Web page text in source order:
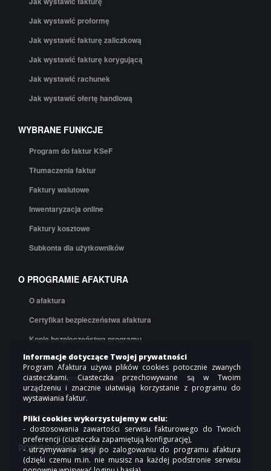
Jak wystawić proformę
Jak wystawić fakturę zaliczkową
Jak wystawić fakturę korygującą
Jak wystawić rachunek
Jak wystawić ofertę handlową
WYBRANE FUNKCJE
Program do faktur KSeF
Tłumaczenia faktur
Faktury walutowe
Inwentaryzacja online
Faktury kosztowe
Subkonta dla użytkowników
O PROGRAMIE AFAKTURA
O afaktura
Certyfikat bezpieczeństwa afaktura
Kopie bezpieczeństwa programu
API afaktura
Cennik programu do faktur
Regulamin
Polityka prywatności
POMOC PROGRAMU
Informacje dotyczące Twojej prywatności
Program Afaktura używa plików cookies potocznie zwanych
ciasteczkami. Ciasteczka przechowywane są w Twoim
urządzeniu i znacznie ułatwiają korzystanie z programu do
wystawiania faktur.
Pliki cookies wykorzystujemy w celu:
- dostosowania zawartości serwisu fakturowego do Twoich
preferencji (ciasteczka zapamiętują konfigurację),
- utrzymywania sesji po zalogowaniu do programu afaktura
(dzięki czemu m.in. nie musisz na każdej podstronie serwisu